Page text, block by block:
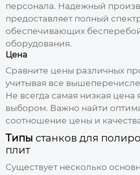
персонала. Надежный
предоставляет полный
обеспечивающих
оборудования.
Цена
Сравните цены различных
учитывая все
Не всегда самая низкая цена
выбором. Важно найти
соотношение цены и
Типы станков для
плит
Существует несколько